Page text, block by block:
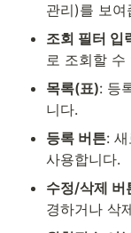
관리)를 보여
조회 필터 입
로 조회할 수
목록(표): 등
니다.
등록 버튼:
사용합니다.
수정/삭제 버
경하거나 삭